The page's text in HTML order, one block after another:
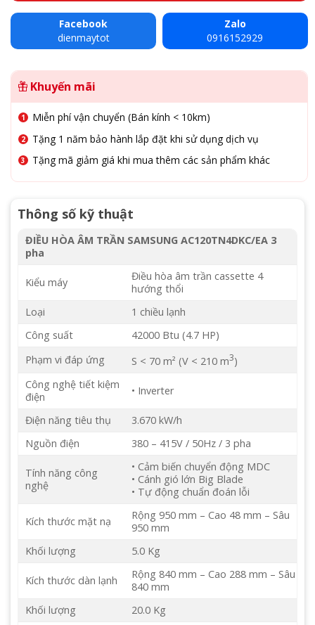
Facebook
dienmaytot
Zalo
0916152929
Khuyến mãi
Miễn phí vận chuyển (Bán kính < 10km)
Tặng 1 năm bảo hành lắp đặt khi sử dụng dịch vụ
Tặng mã giảm giá khi mua thêm các sản phẩm khác
Thông số kỹ thuật
ĐIỀU HÒA ÂM TRẦN SAMSUNG AC120TN4DKC/EA 3
pha
Kiểu máy
Điều hòa âm trần cassette 4
hướng thổi
Loại
1 chiều lạnh
Công suất
42000 Btu (4.7 HP)
Phạm vi đáp ứng
S < 70 m² (V < 210 m3)
Công nghệ tiết kiệm
điện
• Inverter
Điện năng tiêu thụ
3.670 kW/h
Nguồn điện
380 – 415V / 50Hz / 3 pha
Tính năng công
nghệ
• Cảm biến chuyển động MDC
• Cánh gió lớn Big Blade
• Tự động chuẩn đoán lỗi
Kích thước mặt nạ
Rộng 950 mm – Cao 48 mm – Sâu
950 mm
Khối lượng
5.0 Kg
Kích thước dàn lạnh
Rộng 840 mm – Cao 288 mm – Sâu
840 mm
Khối lượng
20.0 Kg